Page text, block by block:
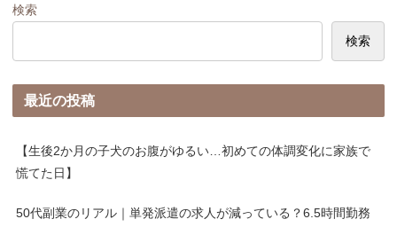
検索
検索
最近の投稿
【生後2か月の子犬のお腹がゆるい…初めての体調変化に家族で
慌てた日】
50代副業のリアル｜単発派遣の求人が減っている？6.5時間勤務